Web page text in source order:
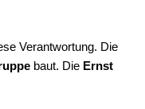
Verantwortung. Die
baut. Die Ernst